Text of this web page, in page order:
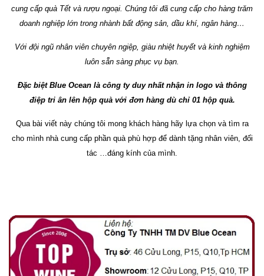
cung cấp quà Tết và rượu ngoại. Chúng tôi đã cung cấp cho hàng trăm
doanh nghiệp lớn trong nhành bất động sản, dầu khí, ngân hàng…
Với đội ngũ nhân viên chuyên ngiệp, giàu nhiệt huyết và kinh nghiệm
luôn sẵn sàng phục vụ bạn.
Đặc biệt Blue Ocean là công ty duy nhất nhận in logo và thông
điệp tri ân lên hộp quà với đơn hàng dù chỉ 01 hộp quà.
Qua bài viết này chúng tôi mong khách hàng hãy lựa chọn và tìm ra
cho mình nhà cung cấp phần quà phù hợp để dành tặng nhân viên, đối
tác …đáng kính của mình.